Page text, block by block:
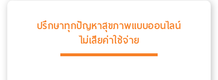
ปรึกษาทุกปัญหาสุขภาพแบบออนไลน์
ไม่เสียค่าใช้จ่าย